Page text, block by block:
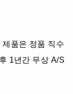
품은 정품 직수
1년간 무상 A/S